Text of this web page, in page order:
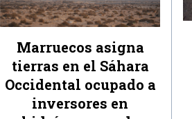
Marruecos asigna
tierras en el Sáhara
Occidental ocupado a
inversores en